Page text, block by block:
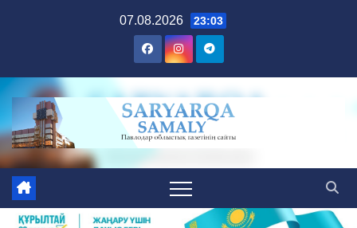
07.08.2026 23:03